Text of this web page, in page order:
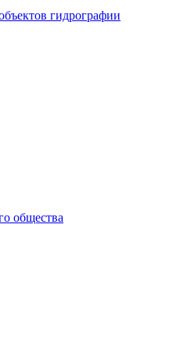
гидрографии
общества